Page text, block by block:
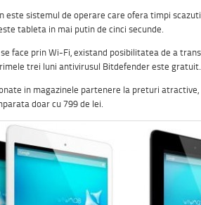
este sistemul de operare care ofera timpi
tableta in mai putin de cinci secunde.
face prin Wi-Fi, existand posibilitatea de a
trei luni antivirusul Bitdefender este gratuit.
in magazinele partenere la preturi atractive,
doar cu 799 de lei.